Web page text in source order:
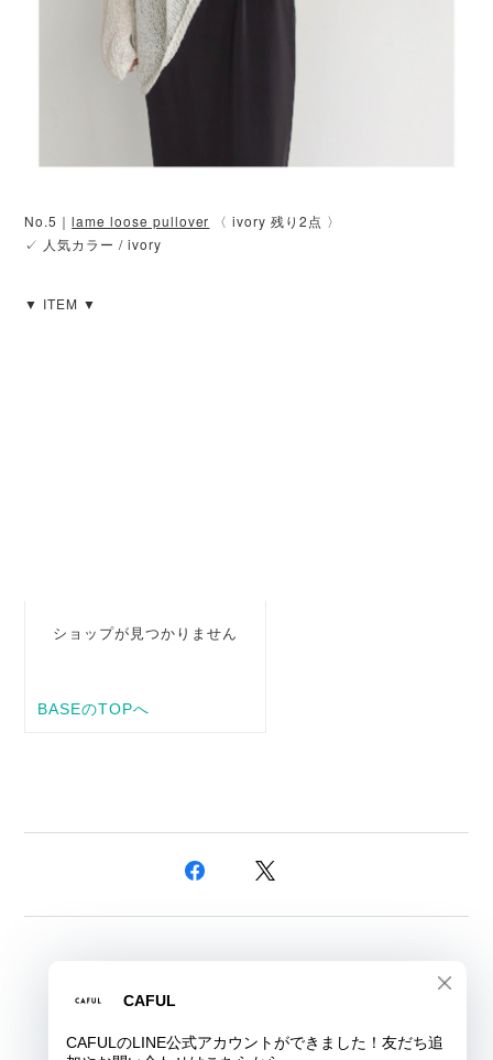
No.5｜lame loose pullover 〈 ivory 残り2点 〉
✓ 人気カラー / ivory
▼ ITEM ▼